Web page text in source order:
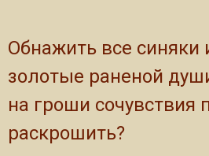
Обнажить все синяки
золотые раненой
на гроши сочувствия
раскрошить?